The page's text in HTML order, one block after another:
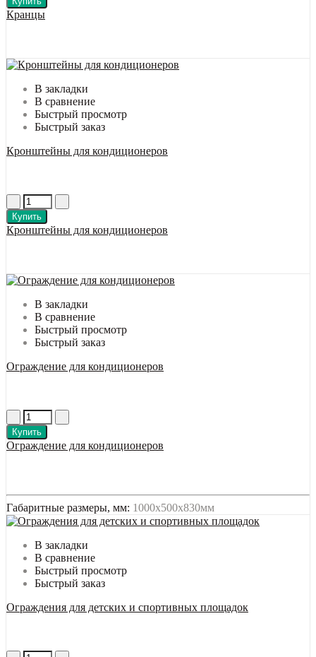
Кранцы
В закладки
В сравнение
Быстрый просмотр
Быстрый заказ
Кронштейны для кондиционеров
Купить
Кронштейны для кондиционеров
В закладки
В сравнение
Быстрый просмотр
Быстрый заказ
Ограждение для кондиционеров
Купить
Ограждение для кондиционеров
Габаритные размеры, мм: 1000х500х830мм
В закладки
В сравнение
Быстрый просмотр
Быстрый заказ
Ограждения для детских и спортивных площадок